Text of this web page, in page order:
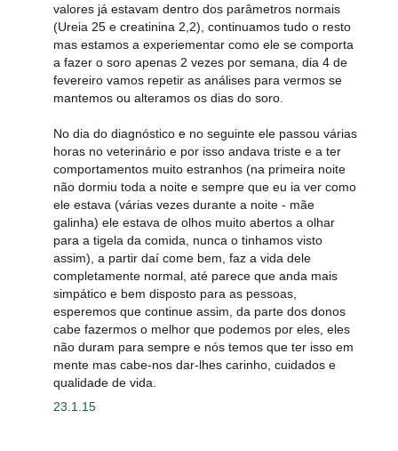
valores já estavam dentro dos parâmetros normais
(Ureia 25 e creatinina 2,2), continuamos tudo o resto
mas estamos a experiementar como ele se comporta
a fazer o soro apenas 2 vezes por semana, dia 4 de
fevereiro vamos repetir as análises para vermos se
mantemos ou alteramos os dias do soro.
No dia do diagnóstico e no seguinte ele passou várias
horas no veterinário e por isso andava triste e a ter
comportamentos muito estranhos (na primeira noite
não dormiu toda a noite e sempre que eu ia ver como
ele estava (várias vezes durante a noite - mãe
galinha) ele estava de olhos muito abertos a olhar
para a tigela da comida, nunca o tinhamos visto
assim), a partir daí come bem, faz a vida dele
completamente normal, até parece que anda mais
simpático e bem disposto para as pessoas,
esperemos que continue assim, da parte dos donos
cabe fazermos o melhor que podemos por eles, eles
não duram para sempre e nós temos que ter isso em
mente mas cabe-nos dar-lhes carinho, cuidados e
qualidade de vida.
23.1.15